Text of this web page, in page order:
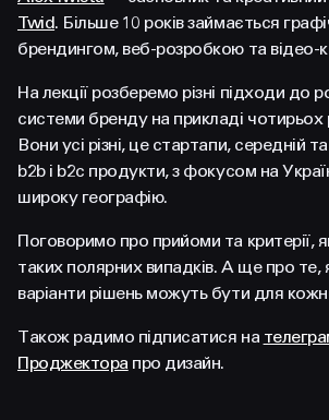
FACEBOOK LINKEDIN
Twid. Більше 10 років займається
брендингом, веб-розробкою та відео-
На лекції розберемо різні підходи до
системи бренду на прикладі чотирьох
Вони усі різні, це стартапи, середній
b2b і b2c продукти, з фокусом на
широку географію.
Поговоримо про прийоми та критерії,
таких полярних випадків. А ще про те,
варіанти рішень можуть бути для
Також радимо підписатися на
Проджектора про дизайн.